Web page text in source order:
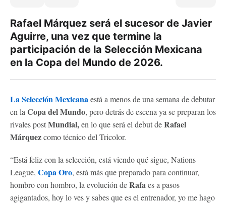
Rafael Márquez será el sucesor de Javier
Aguirre, una vez que termine la
participación de la Selección Mexicana
en la Copa del Mundo de 2026.
La Selección Mexicanaestá a menos de una semana de debutar
en la Copa del Mundo, pero detrás de escena ya se preparan los
rivales postMundial,en lo que será el debut deRafael
Márquezcomo técnico del Tricolor.
“Está feliz con la selección, está viendo qué sigue, Nations
League, Copa Oro, está más que preparado para continuar,
hombro con hombro, la evolución deRafaes a pasos
agigantados, hoy lo ves y sabes que es el entrenador, yo me hago